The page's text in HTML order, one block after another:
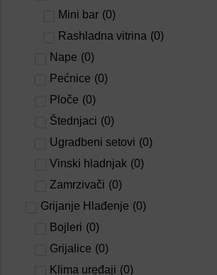
Mini bar (0)
Rashladna vitrina (0)
Nape (0)
Pećnice (0)
Ploče (0)
Štednjaci (0)
Ugradbeni setovi (0)
Vinski hladnjak (0)
Zamrzivači (0)
Grijanje Hlađenje (0)
Bojleri (0)
Grijalice (0)
Klima uređaji (0)